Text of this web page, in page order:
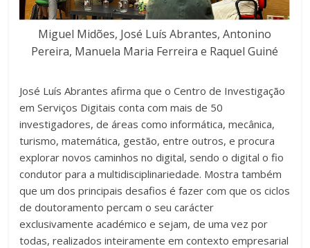
Miguel Midões, José Luís Abrantes, Antonino
Pereira, Manuela Maria Ferreira e Raquel Guiné
José Luís Abrantes afirma que o Centro de Investigação
em Serviços Digitais conta com mais de 50
investigadores, de áreas como informática, mecânica,
turismo, matemática, gestão, entre outros, e procura
explorar novos caminhos no digital, sendo o digital o fio
condutor para a multidisciplinariedade. Mostra também
que um dos principais desafios é fazer com que os ciclos
de doutoramento percam o seu carácter
exclusivamente académico e sejam, de uma vez por
todas, realizados inteiramente em contexto empresarial